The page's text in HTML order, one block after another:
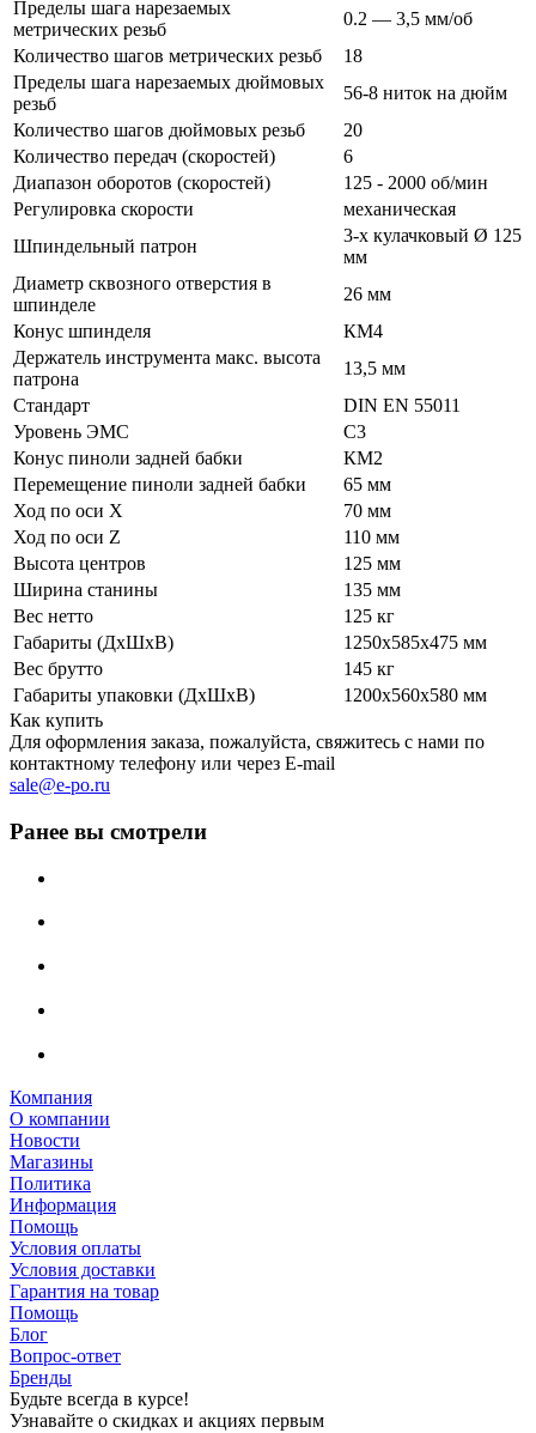
Пределы шага нарезаемых
метрических резьб
0.2 — 3,5 мм/об
Количество шагов метрических резьб
18
Пределы шага нарезаемых дюймовых
резьб
56-8 ниток на дюйм
Количество шагов дюймовых резьб
20
Количество передач (скоростей)
6
Диапазон оборотов (скоростей)
125 - 2000 об/мин
Регулировка скорости
механическая
Шпиндельный патрон
3-х кулачковый Ø 125
мм
Диаметр сквозного отверстия в
шпинделе
26 мм
Конус шпинделя
КМ4
Держатель инструмента макс. высота
патрона
13,5 мм
Стандарт
DIN EN 55011
Уровень ЭМС
C3
Конус пиноли задней бабки
КМ2
Перемещение пиноли задней бабки
65 мм
Ход по оси Х
70 мм
Ход по оси Z
110 мм
Высота центров
125 мм
Ширина станины
135 мм
Вес нетто
125 кг
Габариты (ДхШхВ)
1250х585х475 мм
Вес брутто
145 кг
Габариты упаковки (ДхШхВ)
1200х560х580 мм
Как купить
Для оформления заказа, пожалуйста, свяжитесь с нами по
контактному телефону или через E-mail
sale@e-po.ru
Ранее вы смотрели
Компания
О компании
Новости
Магазины
Политика
Информация
Помощь
Условия оплаты
Условия доставки
Гарантия на товар
Помощь
Блог
Вопрос-ответ
Бренды
Будьте всегда в курсе!
Узнавайте о скидках и акциях первым